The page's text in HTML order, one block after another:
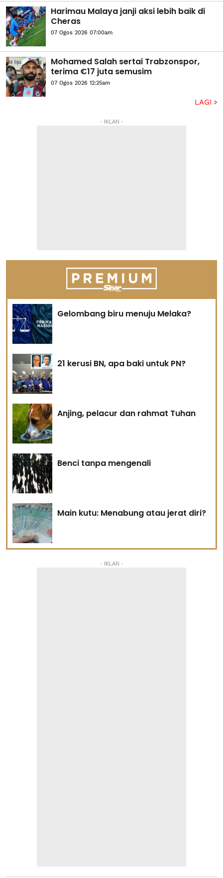
Harimau Malaya janji aksi lebih baik di
Cheras
07 Ogos 2026 07:00am
Mohamed Salah sertai Trabzonspor,
terima €17 juta semusim
07 Ogos 2026 12:25am
LAGI
- IKLAN -
Gelombang biru menuju Melaka?
21 kerusi BN, apa baki untuk PN?
Anjing, pelacur dan rahmat Tuhan
Benci tanpa mengenali
Main kutu: Menabung atau jerat diri?
- IKLAN -